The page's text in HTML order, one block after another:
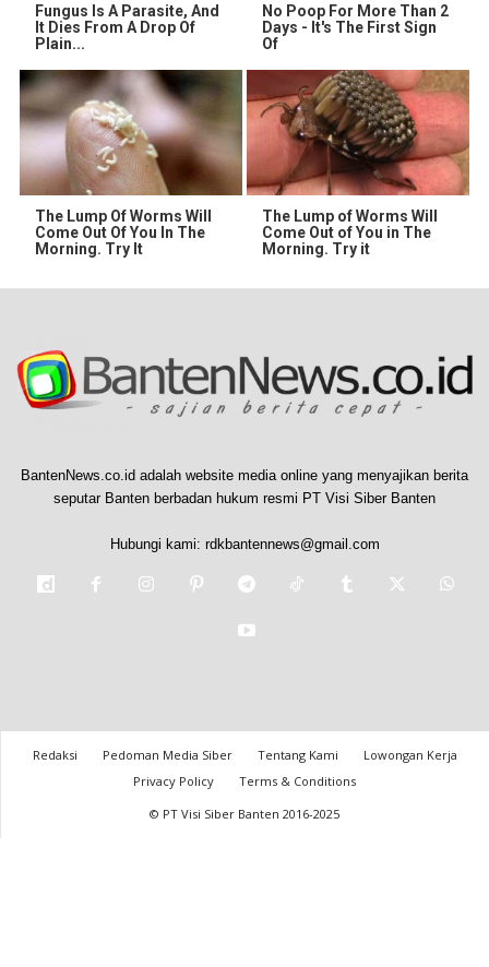
Fungus Is A Parasite, And
It Dies From A Drop Of
Plain...
No Poop For More Than 2
Days - It's The First Sign
Of
The Lump Of Worms Will
Come Out Of You In The
Morning. Try It
The Lump of Worms Will
Come Out of You in The
Morning. Try it
BantenNews.co.id adalah website media online yang menyajikan berita
seputar Banten berbadan hukum resmi PT Visi Siber Banten
Hubungi kami: rdkbantennews@gmail.com
Redaksi Pedoman Media Siber Tentang Kami
Lowongan Kerja
Privacy Policy
Terms & Conditions
© PT Visi Siber Banten 2016-2025